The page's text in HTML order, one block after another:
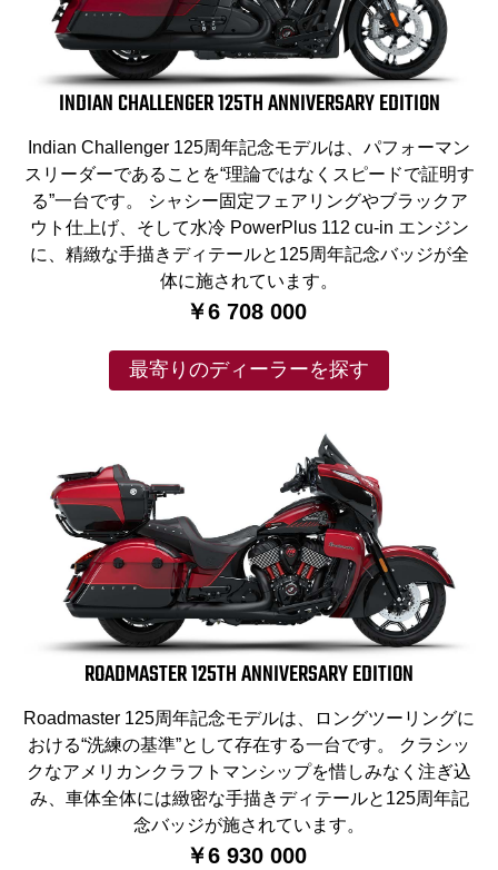
INDIAN CHALLENGER 125TH ANNIVERSARY EDITION
Indian Challenger 125周年記念モデルは、パフォーマン
スリーダーであることを“理論ではなくスピードで証明す
る”一台です。 シャシー固定フェアリングやブラックア
ウト仕上げ、そして水冷 PowerPlus 112 cu-in エンジン
に、精緻な手描きディテールと125周年記念バッジが全
体に施されています。
￥6 708 000
最寄りのディーラーを探す
ROADMASTER 125TH ANNIVERSARY EDITION
Roadmaster 125周年記念モデルは、ロングツーリングに
おける“洗練の基準”として存在する一台です。 クラシッ
クなアメリカンクラフトマンシップを惜しみなく注ぎ込
み、車体全体には緻密な手描きディテールと125周年記
念バッジが施されています。
￥6 930 000